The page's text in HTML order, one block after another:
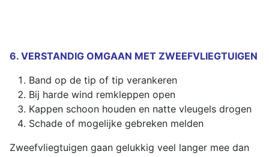
6. VERSTANDIG OMGAAN MET ZWEEFVLIEGTUIGEN
Band op de tip of tip verankeren
Bij harde wind remkleppen open
Kappen schoon houden en natte vleugels drogen
Schade of mogelijke gebreken melden
Zweefvliegtuigen gaan gelukkig veel langer mee dan